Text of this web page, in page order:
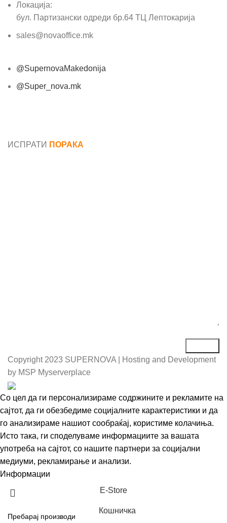
Локација:
бул. Партизански одреди бр.64 ТЦ Лептокарија
sales@novaoffice.mk
@SupernovaMakedonija
@Super_nova.mk
ИСПРАТИ ПОРАКА
Copyright 2023 SUPERNOVA | Hosting and Development
by MSP Myserverplace
Со цел да ги персонализираме содржините и рекламите на
сајтот, да ги обезбедиме социјалните карактеристики и да
го анализираме нашиот сообраќај, користиме колачиња.
Исто така, ги споделуваме информациите за вашата
употреба на сајтот, со нашите партнери за социјални
медиуми, рекламирање и анализи.
Информации
Е-Store
Кошничка